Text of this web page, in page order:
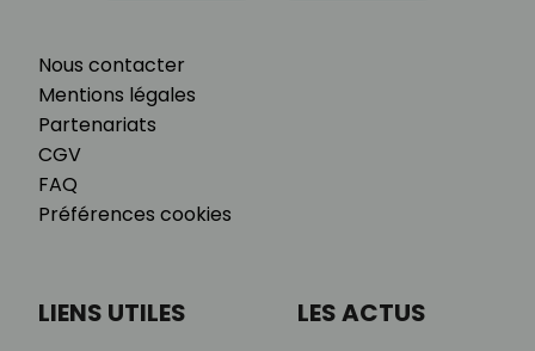
Nous contacter
Mentions légales
Partenariats
CGV
FAQ
Préférences cookies
LIENS UTILES LES ACTUS